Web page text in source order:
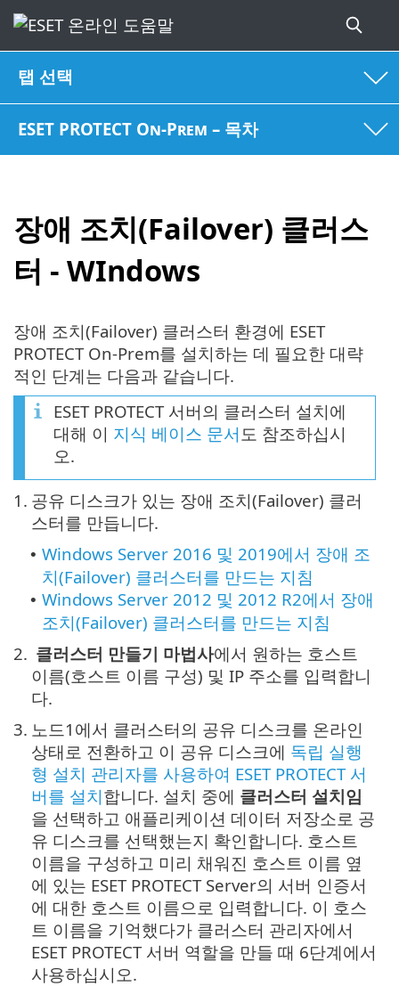
탭 선택
ESET PROTECT On-Prem – 목차
장애 조치(Failover) 클러스
터 - WIndows
장애 조치(Failover) 클러스터 환경에 ESET
PROTECT On-Prem를 설치하는 데 필요한 대략
적인 단계는 다음과 같습니다.
ESET PROTECT 서버의 클러스터 설치에
대해 이 지식 베이스 문서 도 참조하십시
오.
1. 공유 디스크가 있는 장애 조치(Failover) 클러
스터를 만듭니다.
• Windows Server 2016 및 2019에서 장애 조
치(Failover) 클러스터를 만드는 지침
• Windows Server 2012 및 2012 R2에서 장애
조치(Failover) 클러스터를 만드는 지침
2. 클러스터 만들기 마법사에서 원하는 호스트
이름(호스트 이름 구성) 및 IP 주소를 입력합니
다.
3. 노드1에서 클러스터의 공유 디스크를 온라인
상태로 전환하고 이 공유 디스크에 독립 실행
형 설치 관리자를 사용하여 ESET PROTECT 서
버를 설치합니다. 설치 중에 클러스터 설치임
을 선택하고 애플리케이션 데이터 저장소로 공
유 디스크를 선택했는지 확인합니다. 호스트
이름을 구성하고 미리 채워진 호스트 이름 옆
에 있는 ESET PROTECT Server의 서버 인증서
에 대한 호스트 이름으로 입력합니다. 이 호스
트 이름을 기억했다가 클러스터 관리자에서
ESET PROTECT 서버 역할을 만들 때 6단계에서
사용하십시오.